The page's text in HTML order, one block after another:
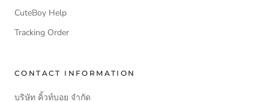
CuteBoy Help
Tracking Order
CONTACT INFORMATION
บริษัท คิ้วท์บอย จำกัด